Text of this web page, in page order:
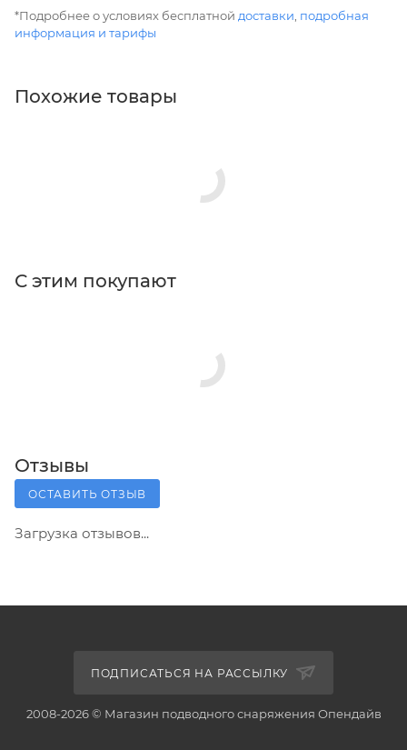
*Подробнее о условиях бесплатной доставки, подробная
информация и тарифы
Похожие товары
С этим покупают
Отзывы
ОСТАВИТЬ ОТЗЫВ
Загрузка отзывов...
ПОДПИСАТЬСЯ НА РАССЫЛКУ
2008-2026 © Магазин подводного снаряжения Опендайв